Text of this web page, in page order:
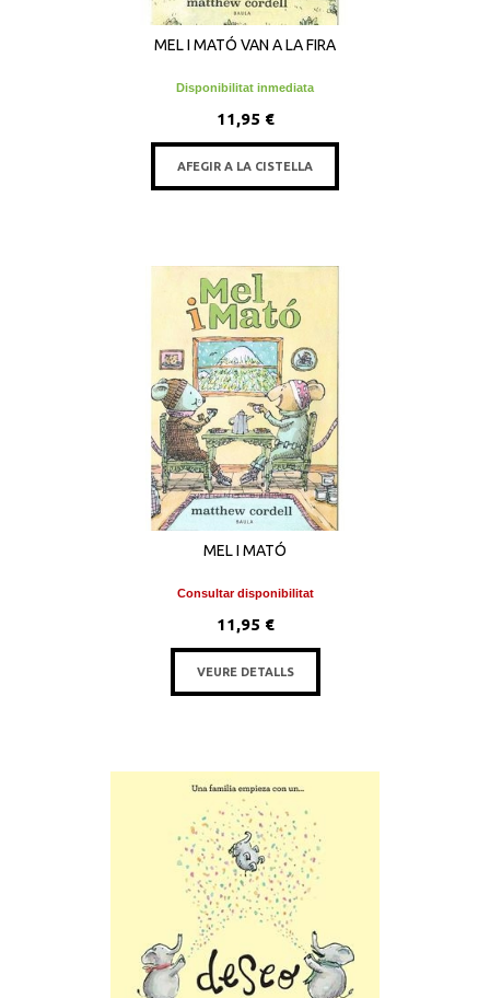
MEL I MATÓ VAN A LA FIRA
Disponibilitat inmediata
11,95 €
AFEGIR A LA CISTELLA
MEL I MATÓ
Consultar disponibilitat
11,95 €
VEURE DETALLS